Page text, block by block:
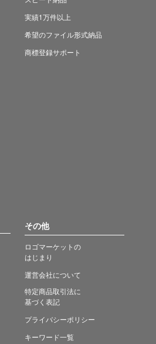
実績1万件以上
希望のファイル形式納品
商標登録サポート
その他
ロゴマーケットの
はじまり
運営会社について
特定商品取引法に
基づく表記
プライバシーポリシー
キーワード一覧